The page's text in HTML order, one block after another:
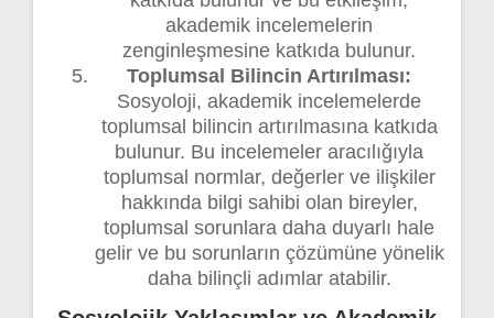
akademik incelemelerin
zenginleşmesine katkıda bulunur.
Toplumsal Bilincin Artırılması:
Sosyoloji, akademik incelemelerde
toplumsal bilincin artırılmasına katkıda
bulunur. Bu incelemeler aracılığıyla
toplumsal normlar, değerler ve ilişkiler
hakkında bilgi sahibi olan bireyler,
toplumsal sorunlara daha duyarlı hale
gelir ve bu sorunların çözümüne yönelik
daha bilinçli adımlar atabilir.